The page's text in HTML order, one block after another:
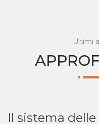
Ultimi
Il sistema